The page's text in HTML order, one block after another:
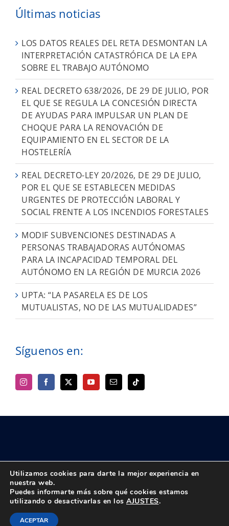
Últimas noticias
LOS DATOS REALES DEL RETA DESMONTAN LA
INTERPRETACIÓN CATASTRÓFICA DE LA EPA
SOBRE EL TRABAJO AUTÓNOMO
REAL DECRETO 638/2026, DE 29 DE JULIO, POR
EL QUE SE REGULA LA CONCESIÓN DIRECTA
DE AYUDAS PARA IMPULSAR UN PLAN DE
CHOQUE PARA LA RENOVACIÓN DE
EQUIPAMIENTO EN EL SECTOR DE LA
HOSTELERÍA
REAL DECRETO-LEY 20/2026, DE 29 DE JULIO,
POR EL QUE SE ESTABLECEN MEDIDAS
URGENTES DE PROTECCIÓN LABORAL Y
SOCIAL FRENTE A LOS INCENDIOS FORESTALES
MODIF SUBVENCIONES DESTINADAS A
PERSONAS TRABAJADORAS AUTÓNOMAS
PARA LA INCAPACIDAD TEMPORAL DEL
AUTÓNOMO EN LA REGIÓN DE MURCIA 2026
UPTA: “LA PASARELA ES DE LOS
MUTUALISTAS, NO DE LAS MUTUALIDADES”
Síguenos en:
© Copyright 2018 - 2026 UPTA | Todos los derechos reservados
|Política de privacidad|Aviso Legal
Utilizamos cookies para darte la mejor experiencia en
nuestra web.
Puedes informarte más sobre qué cookies estamos
utilizando o desactivarlas en los AJUSTES.
ACEPTAR